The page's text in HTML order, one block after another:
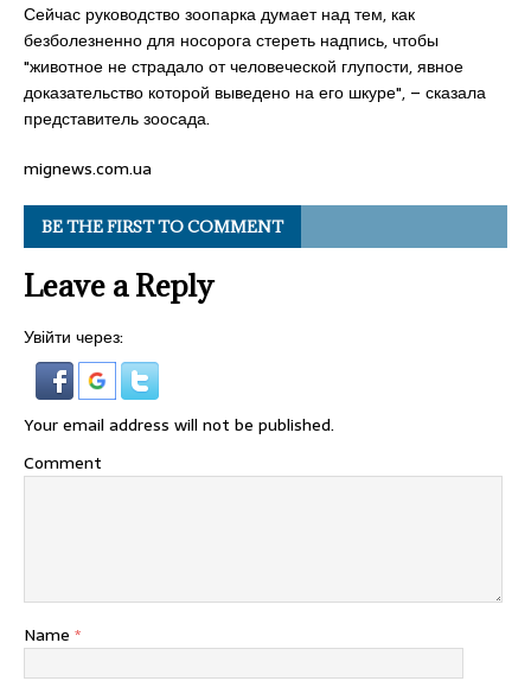
Сейчас руководство зоопарка думает над тем, как
безболезненно для носорога стереть надпись, чтобы
"животное не страдало от человеческой глупости, явное
доказательство которой выведено на его шкуре", – сказала
представитель зоосада.
mignews.com.ua
BE THE FIRST TO COMMENT
Leave a Reply
Увійти через:
Your email address will not be published.
Comment
Name *